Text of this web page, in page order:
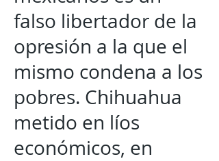
falso libertador de la
opresión a la que el
mismo condena a los
pobres. Chihuahua
metido en líos
económicos, en